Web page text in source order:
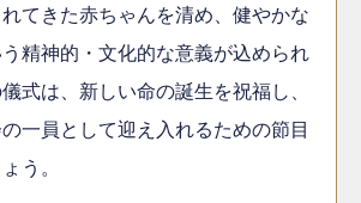
てきた赤ちゃんを清め、健やかな
精神的・文化的な意義が込められ
式は、新しい命の誕生を祝福し、
一員として迎え入れるための節目
う。